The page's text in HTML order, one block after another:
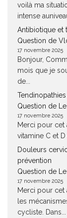
voilà ma
intense
Antibiotique et
Question de
17 novembre 2025
Bonjour,
mois que je
de...
Question de
17 novembre 2025
Merci pour cet
vitamine C et D
Douleurs
prévention
Question de
17 novembre 2025
Merci pour cet
les
cycliste. Dans...